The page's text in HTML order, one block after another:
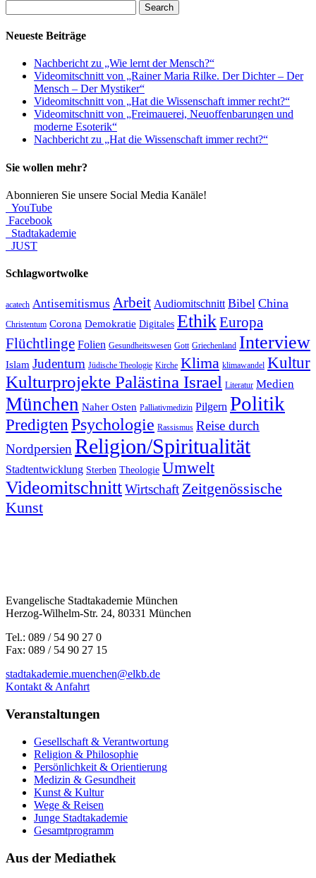
Search
Neueste Beiträge
Nachbericht zu „Wie lernt der Mensch?“
Videomitschnitt von „Rainer Maria Rilke. Der Dichter – Der
Mensch – Der Mystiker“
Videomitschnitt von „Hat die Wissenschaft immer recht?“
Videomitschnitt von „Freimauerei, Neuoffenbarungen und
moderne Esoterik“
Nachbericht zu „Hat die Wissenschaft immer recht?“
Sie wollen mehr?
Abonnieren Sie unsere Social Media Kanäle!
YouTube
Facebook
Stadtakademie
JUST
Schlagwortwolke
acatech Antisemitismus Arbeit Audiomitschnitt Bibel China
Christentum Corona Demokratie Digitales EthikEuropa
Flüchtlinge Folien Gesundheitswesen Gott Griechenland Interview
Islam Judentum Jüdische Theologie Kirche Klima klimawandel Kultur
Kulturprojekte Palästina Israel Literatur Medien
München Naher Osten Palliativmedizin Pilgern Politik
PredigtenPsychologie Rassismus Reise durch
NordpersienReligion/Spiritualität
Stadtentwicklung Sterben Theologie Umwelt
VideomitschnittWirtschaft Zeitgenössische
Kunst
Evangelische Stadtakademie München
Herzog-Wilhelm-Str. 24, 80331 München
Tel.: 089 / 54 90 27 0
Fax: 089 / 54 90 27 15
stadtakademie.muenchen@elkb.de
Kontakt & Anfahrt
Veranstaltungen
Gesellschaft & Verantwortung
Religion & Philosophie
Persönlichkeit & Orientierung
Medizin & Gesundheit
Kunst & Kultur
Wege & Reisen
Junge Stadtakademie
Gesamtprogramm
Aus der Mediathek